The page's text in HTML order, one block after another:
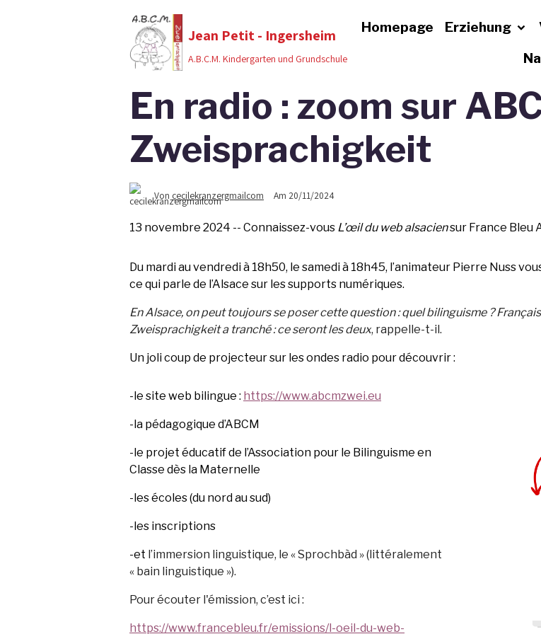
Jean Petit - Ingersheim
A.B.C.M. Kindergarten und Grundschule
Homepage Erziehung
En radio : zoom sur
Zweisprachigkeit
Von cecilekranzergmailcom Am 20/11/2024
13 novembre 2024 -- Connaissez-vous L’œil du web alsaciensur France Bleu
Du mardi au vendredi à 18h50, le samedi à 18h45, l’animateur Pierre Nuss
ce qui parle de l’Alsace sur les supports numériques.
En Alsace, on peut toujours se poser cette question : quel bilinguisme ?
Zweisprachigkeit a tranché : ce seront les deux, rappelle-t-il.
Un joli coup de projecteur sur les ondes radio pour découvrir :
-le site web bilingue : https://www.abcmzwei.eu
-la pédagogique d’ABCM
-le projet éducatif de l’Association pour le Bilinguisme en
Classe dès la Maternelle
-les écoles (du nord au sud)
-les inscriptions
-et l’immersion linguistique, le « Sprochbàd » (littéralement
« bain linguistique »).
Pour écouter l'émission, c’est ici :
https://www.francebleu.fr/emissions/l-oeil-du-web-